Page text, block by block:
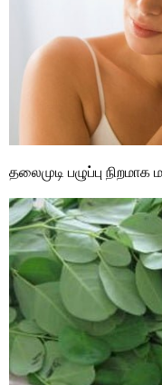
தலைமுடி பழுப்பு